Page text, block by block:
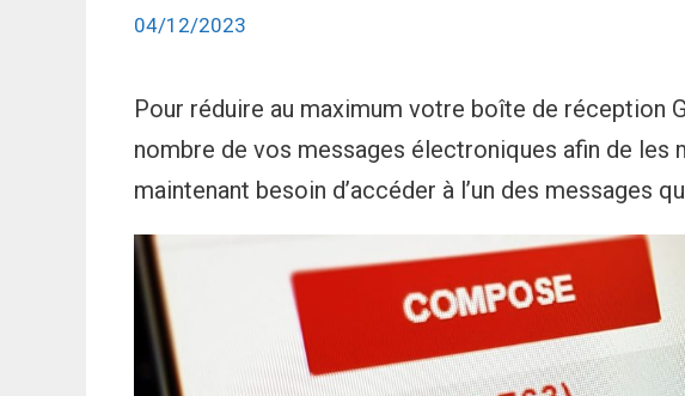
04/12/2023
Pour réduire au maximum votre boîte de réception
nombre de vos messages électroniques afin de les
maintenant besoin d’accéder à l’un des messages